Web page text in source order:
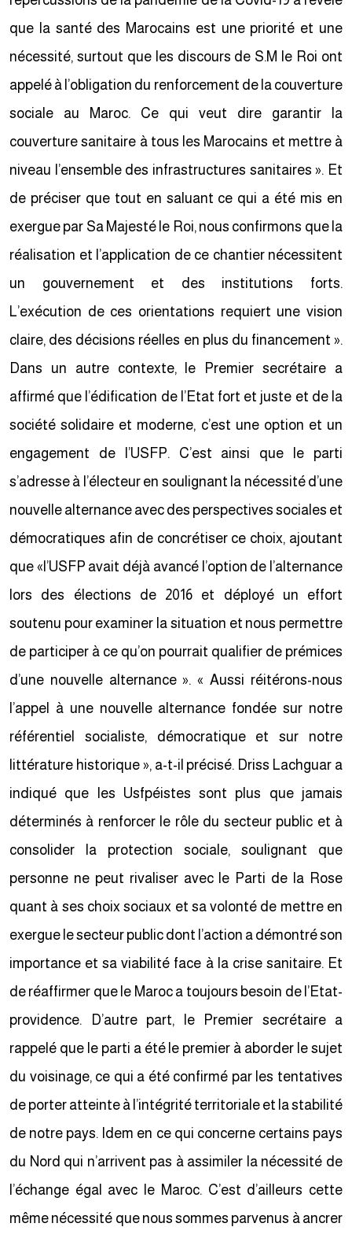
que la santé des Marocains est une priorité et une
nécessité, surtout que les discours de S.M le Roi ont
appelé à l’obligation du renforcement de la couverture
sociale au Maroc. Ce qui veut dire garantir la
couverture sanitaire à tous les Marocains et mettre à
niveau l’ensemble des infrastructures sanitaires ». Et
de préciser que tout en saluant ce qui a été mis en
exergue par Sa Majesté le Roi, nous confirmons que la
réalisation et l’application de ce chantier nécessitent
un gouvernement et des institutions forts.
L’exécution de ces orientations requiert une vision
claire, des décisions réelles en plus du financement ».
Dans un autre contexte, le Premier secrétaire a
affirmé que l’édification de l’Etat fort et juste et de la
société solidaire et moderne, c’est une option et un
engagement de l’USFP. C’est ainsi que le parti
s’adresse à l’électeur en soulignant la nécessité d’une
nouvelle alternance avec des perspectives sociales et
démocratiques afin de concrétiser ce choix, ajoutant
que «l’USFP avait déjà avancé l’option de l’alternance
lors des élections de 2016 et déployé un effort
soutenu pour examiner la situation et nous permettre
de participer à ce qu’on pourrait qualifier de prémices
d’une nouvelle alternance ». « Aussi réitérons-nous
l’appel à une nouvelle alternance fondée sur notre
référentiel socialiste, démocratique et sur notre
littérature historique », a-t-il précisé. Driss Lachguar a
indiqué que les Usfpéistes sont plus que jamais
déterminés à renforcer le rôle du secteur public et à
consolider la protection sociale, soulignant que
personne ne peut rivaliser avec le Parti de la Rose
quant à ses choix sociaux et sa volonté de mettre en
exergue le secteur public dont l’action a démontré son
importance et sa viabilité face à la crise sanitaire. Et
de réaffirmer que le Maroc a toujours besoin de l’Etat-
providence. D’autre part, le Premier secrétaire a
rappelé que le parti a été le premier à aborder le sujet
du voisinage, ce qui a été confirmé par les tentatives
de porter atteinte à l’intégrité territoriale et la stabilité
de notre pays. Idem en ce qui concerne certains pays
du Nord qui n’arrivent pas à assimiler la nécessité de
l’échange égal avec le Maroc. C’est d’ailleurs cette
même nécessité que nous sommes parvenus à ancrer